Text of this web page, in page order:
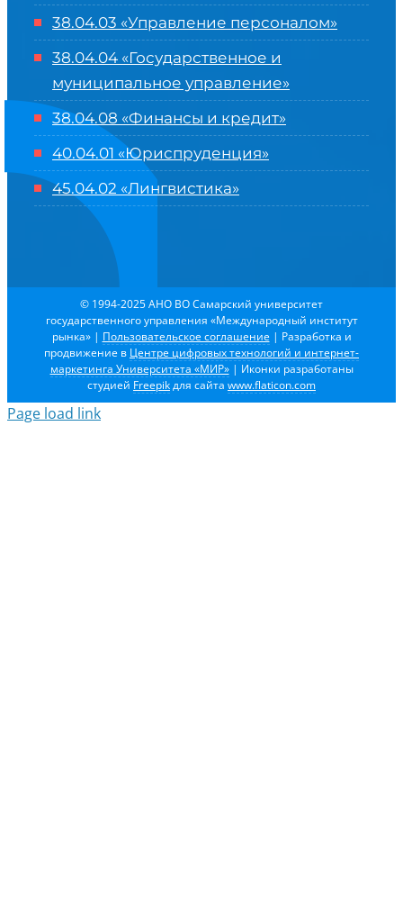
38.04.03 «Управление персоналом»
38.04.04 «Государственное и
муниципальное управление»
38.04.08 «Финансы и кредит»
40.04.01 «Юриспруденция»
45.04.02 «Лингвистика»
© 1994-2025 АНО ВО Самарский университет
государственного управления «Международный институт
рынка» | Пользовательское соглашение | Разработка и
продвижение в Центре цифровых технологий и интернет-
маркетинга Университета «МИР»| Иконки разработаны
студией Freepikдля сайта www.flaticon.com
Page load link